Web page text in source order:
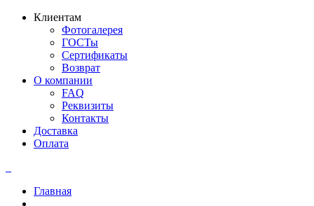
Клиентам
Фотогалерея
ГОСТы
Сертификаты
Возврат
О компании
FAQ
Реквизиты
Контакты
Доставка
Оплата
Главная